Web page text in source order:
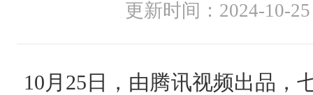
更新时间：2024-10-25
10月25日，由腾讯视频出品，